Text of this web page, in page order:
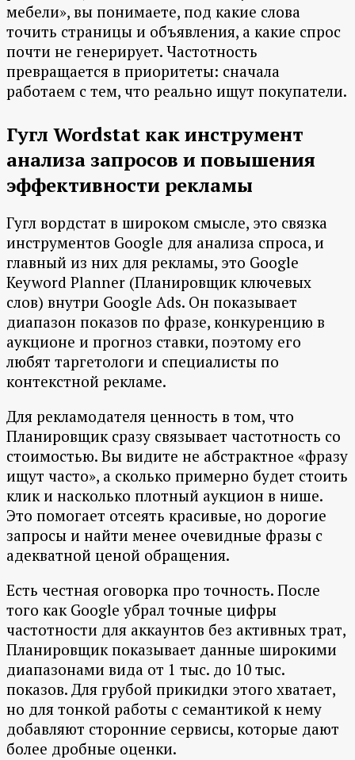
мебели», вы понимаете, под какие слова
точить страницы и объявления, а какие спрос
почти не генерирует. Частотность
превращается в приоритеты: сначала
работаем с тем, что реально ищут покупатели.
Гугл Wordstat как инструмент
анализа запросов и повышения
эффективности рекламы
Гугл вордстат в широком смысле, это связка
инструментов Google для анализа спроса, и
главный из них для рекламы, это Google
Keyword Planner (Планировщик ключевых
слов) внутри Google Ads. Он показывает
диапазон показов по фразе, конкуренцию в
аукционе и прогноз ставки, поэтому его
любят таргетологи и специалисты по
контекстной рекламе.
Для рекламодателя ценность в том, что
Планировщик сразу связывает частотность со
стоимостью. Вы видите не абстрактное «фразу
ищут часто», а сколько примерно будет стоить
клик и насколько плотный аукцион в нише.
Это помогает отсеять красивые, но дорогие
запросы и найти менее очевидные фразы с
адекватной ценой обращения.
Есть честная оговорка про точность. После
того как Google убрал точные цифры
частотности для аккаунтов без активных трат,
Планировщик показывает данные широкими
диапазонами вида от 1 тыс. до 10 тыс.
показов. Для грубой прикидки этого хватает,
но для тонкой работы с семантикой к нему
добавляют сторонние сервисы, которые дают
более дробные оценки.